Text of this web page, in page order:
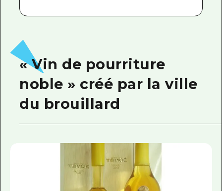
« Vin de pourriture
noble » créé par la ville
du brouillard